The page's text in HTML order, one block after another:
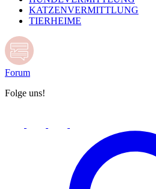
KATZENVERMITTLUNG
TIERHEIME
Forum
Folge uns!